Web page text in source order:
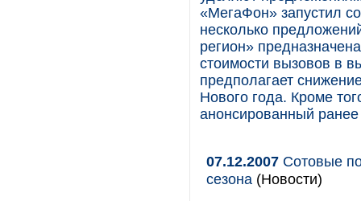
«МегаФон» запустил
несколько
регион»
стоимости вызовов в
предполагает
Нового года. Кроме
анонсированный
07.12.2007 Сотовые
сезона (Новости)